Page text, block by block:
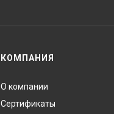
КОМПАНИЯ
О компании
Сертификаты